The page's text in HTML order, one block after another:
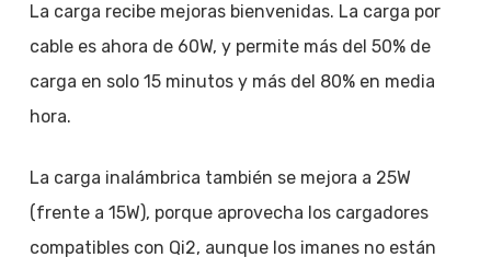
La carga recibe mejoras bienvenidas. La carga por
cable es ahora de 60W, y permite más del 50% de
carga en solo 15 minutos y más del 80% en media
hora.
La carga inalámbrica también se mejora a 25W
(frente a 15W), porque aprovecha los cargadores
compatibles con Qi2, aunque los imanes no están